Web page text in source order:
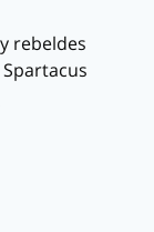
rebeldes